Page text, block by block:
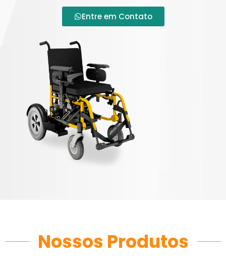
Entre em Contato
Nossos Produtos